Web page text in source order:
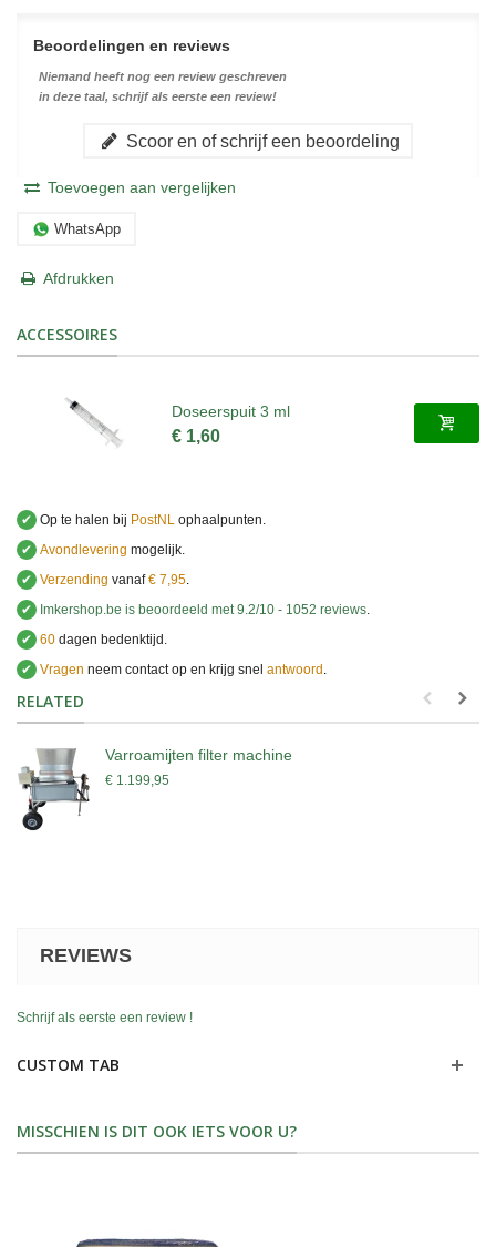
Beoordelingen en reviews
Niemand heeft nog een review geschreven
in deze taal, schrijf als eerste een review!
Scoor en of schrijf een beoordeling
Toevoegen aan vergelijken
WhatsApp
Afdrukken
ACCESSOIRES
Doseerspuit 3 ml
€ 1,60
✔ Op te halen bij PostNL ophaalpunten.
✔ Avondlevering mogelijk.
✔ Verzending vanaf€ 7,95.
✔
Imkershop.be is beoordeeld met9.2/10 - 1052 reviews.
✔ 60 dagen bedenktijd.
✔ Vragen neem contact op en krijg snel antwoord .
RELATED
Varroamijten filter machine
€ 1.199,95
REVIEWS
Schrijf als eerste een review !
CUSTOM TAB
MISSCHIEN IS DIT OOK IETS VOOR U?